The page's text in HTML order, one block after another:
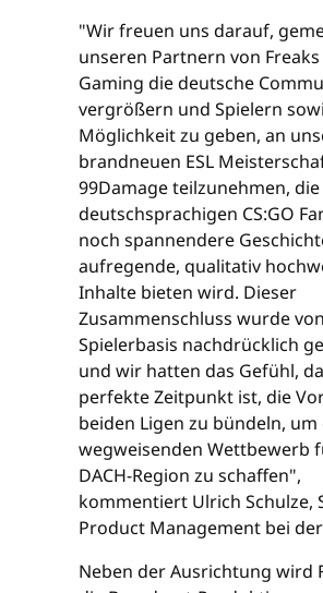
"Wir freuen uns darauf,
unseren Partnern von Freaks
Gaming die deutsche
vergrößern und Spielern
Möglichkeit zu geben, an
brandneuen ESL
99Damage teilzunehmen,
deutschsprachigen CS:GO
noch spannendere
aufregende, qualitativ
Inhalte bieten wird. Dieser
Zusammenschluss wurde
Spielerbasis nachdrücklich
und wir hatten das Gefühl,
perfekte Zeitpunkt ist, die
beiden Ligen zu bündeln, um
wegweisenden Wettbewerb
DACH-Region zu schaffen",
kommentiert Ulrich Schulze,
Product Management bei der
Neben der Ausrichtung wird